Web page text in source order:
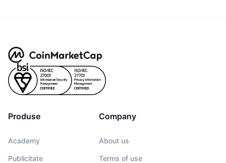
Produse
Academy
Publicitate
Company
About us
Terms of use